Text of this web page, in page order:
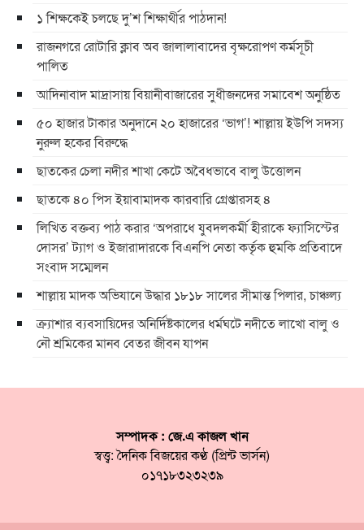
১ শিক্ষকেই চলছে দু’শ শিক্ষার্থীর পাঠদান!
রাজনগরে রোটারি ক্লাব অব জালালাবাদের বৃক্ষরোপণ কর্মসূচী
পালিত
আদিনাবাদ মাদ্রাসায় বিয়ানীবাজারের সুধীজনদের সমাবেশ অনুষ্ঠিত
৫০ হাজার টাকার অনুদানে ২০ হাজারের ‘ভাগ’! শাল্লায় ইউপি সদস্য
নুরুল হকের বিরুদ্ধে
ছাতকের চেলা নদীর শাখা কেটে অবৈধভাবে বালু উত্তোলন
ছাতকে ৪০ পিস ইয়াবামাদক কারবারি গ্রেপ্তারসহ ৪
লিখিত বক্তব্য পাঠ করার ‘অপরাধে যুবদলকর্মী হীরাকে ফ্যাসিস্টের
দোসর’ ট্যাগ ও ইজারাদারকে বিএনপি নেতা কর্তৃক হুমকি প্রতিবাদে
সংবাদ সম্মেলন
শাল্লায় মাদক অভিযানে উদ্ধার ১৮১৮ সালের সীমান্ত পিলার, চাঞ্চল্য
ক্র্যাশার ব্যবসায়িদের অনির্দিষ্টকালের ধর্মঘটে নদীতে লাখো বালু ও
নৌ শ্রমিকের মানব বেতর জীবন যাপন
সম্পাদক : জে.এ কাজল খান
স্বত্ত্ব: দৈনিক বিজয়ের কণ্ঠ (প্রিন্ট ভার্সন)
০১৭১৮৩২৩২৩৯